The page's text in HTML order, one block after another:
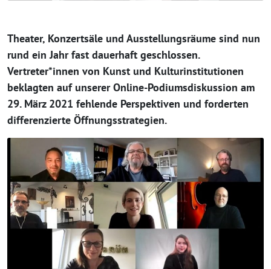
Theater, Konzertsäle und Ausstellungsräume sind nun
rund ein Jahr fast dauerhaft geschlossen.
Vertreter*innen von Kunst und Kulturinstitutionen
beklagten auf unserer Online-Podiumsdiskussion am
29. März 2021 fehlende Perspektiven und forderten
differenzierte Öffnungsstrategien.